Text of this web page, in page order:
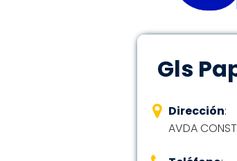
Gls
Dirección:
AVDA